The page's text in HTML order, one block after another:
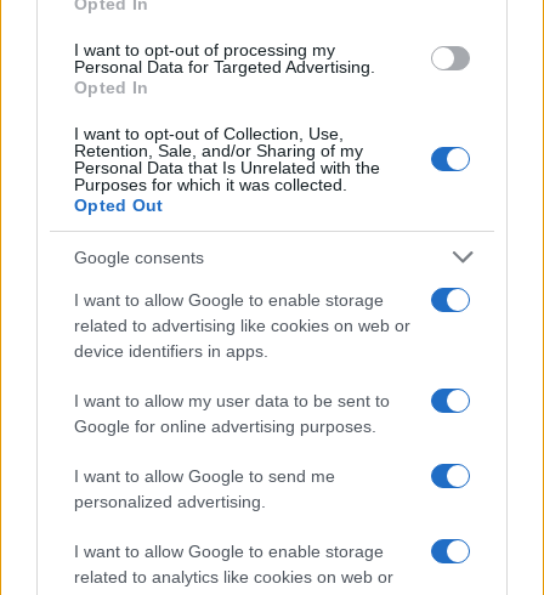
I want to opt-out of processing my
Personal Data for Targeted Advertising.
Opted In
I want to opt-out of Collection, Use,
Retention, Sale, and/or Sharing of my
Personal Data that Is Unrelated with the
Purposes for which it was collected.
Opted Out
Google consents
I want to allow Google to enable storage
related to advertising like cookies on web or
device identifiers in apps.
I want to allow my user data to be sent to
Google for online advertising purposes.
I want to allow Google to send me
personalized advertising.
I want to allow Google to enable storage
related to analytics like cookies on web or
Νέο Audi A2 e-tron με στόχο την κορυφή της
αποδοτικότητας
Εθνική Νεανίδων: Με τη
8 του Ευρωμπάσκετ (live
stream)
Καντέρ θέλει να δηλώσει
συμμετοχή και ο Ρόις
Γουάιτ!
Ελληνική Αναπτυξιακή Τράπεζα: Με «προίκα» 2 δισ. ευρώ